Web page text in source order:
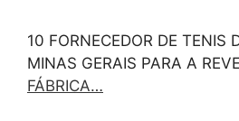
10 FORNECEDOR DE TENIS
MINAS GERAIS PARA A
FÁBRICA…